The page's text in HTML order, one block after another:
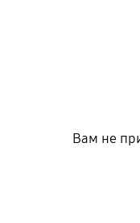
Вам не